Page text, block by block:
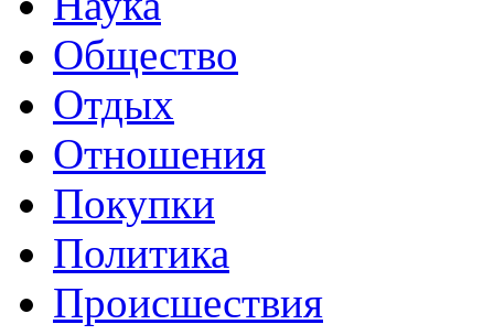
Общество
Отдых
Отношения
Покупки
Политика
Происшествия